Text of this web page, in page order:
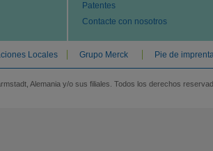
Patentes
Contacte con nosotros
Locales Grupo Merck Pie de
Alemania y/o sus filiales. Todos los derechos